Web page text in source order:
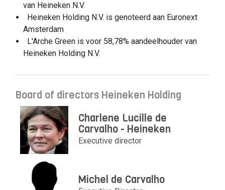
van Heineken N.V.
Heineken Holding N.V. is genoteerd aan Euronext
Amsterdam
L'Arche Green is voor 58,78% aandeelhouder van
Heineken Holding N.V.
Board of directors Heineken Holding
Charlene Lucille de
Carvalho - Heineken
Executive director
Michel de Carvalho